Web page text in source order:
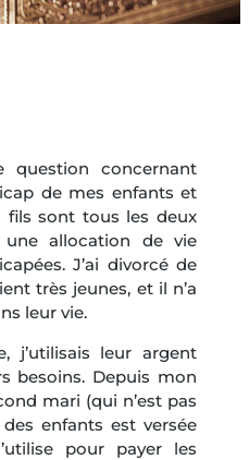
question concernant
de mes enfants et
fils sont tous les deux
allocation de vie
J’ai divorcé de
très jeunes, et il n’a
leur vie.
j’utilisais leur argent
besoins. Depuis mon
mari (qui n’est pas
enfants est versée
pour payer les